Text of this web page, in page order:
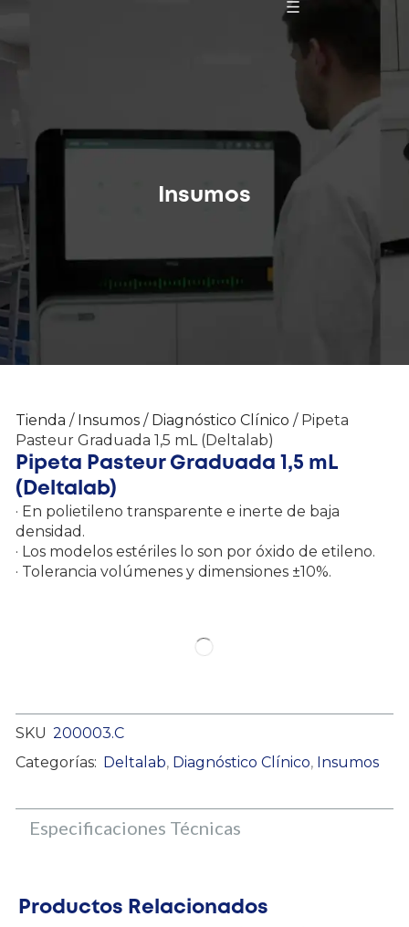
Insumos
Tienda / Insumos / Diagnóstico Clínico / Pipeta
Pasteur Graduada 1,5 mL (Deltalab)
Pipeta Pasteur Graduada 1,5 mL
(Deltalab)
· En polietileno transparente e inerte de baja
densidad.
· Los modelos estériles lo son por óxido de etileno.
· Tolerancia volúmenes y dimensiones ±10%.
SKU 200003.C
Categorías: Deltalab, Diagnóstico Clínico, Insumos
Especificaciones Técnicas
Productos Relacionados